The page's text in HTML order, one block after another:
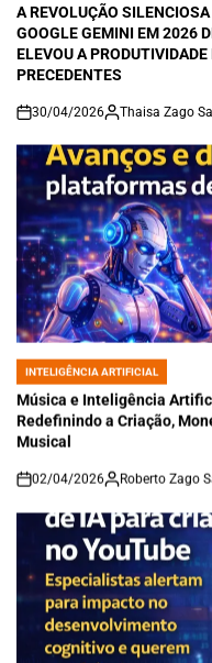
IN
A REVOLUÇÃO
GOOGLE GEMINI EM 2026
ELEVOU A
PRECEDENTES
on
30/04/2026 Thaisa Zago
POSTED
IN
INTELIGÊNCIA ARTIFICIAL
Música e Inteligência
Redefinindo a Criação,
Musical
on
02/04/2026 Roberto Zago